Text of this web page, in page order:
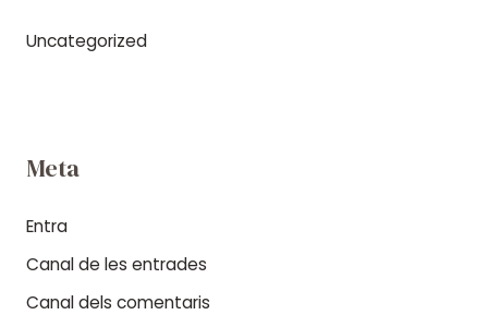
Uncategorized
Meta
Entra
Canal de les entrades
Canal dels comentaris